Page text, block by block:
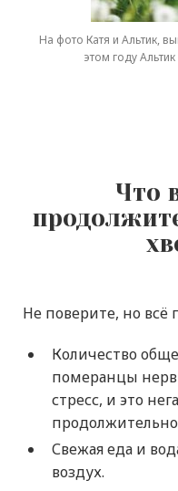
На фото Катя и Альтик,
этом году
Что
Не поверите, но всё
Количество
померанцы
стресс, и это
Свежая еда и
воздух.